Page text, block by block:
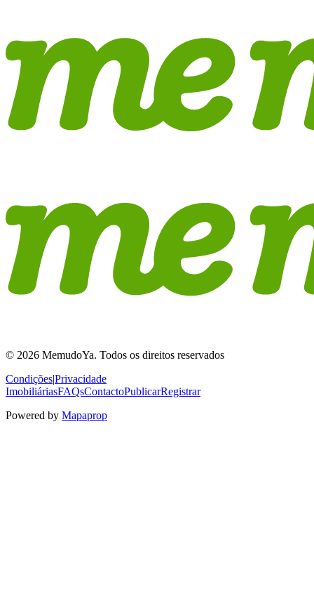
© 2026 MemudoYa. Todos os direitos reservados
Condições|Privacidade
ImobiliáriasFAQsContactoPublicarRegistrar
Powered by Mapaprop